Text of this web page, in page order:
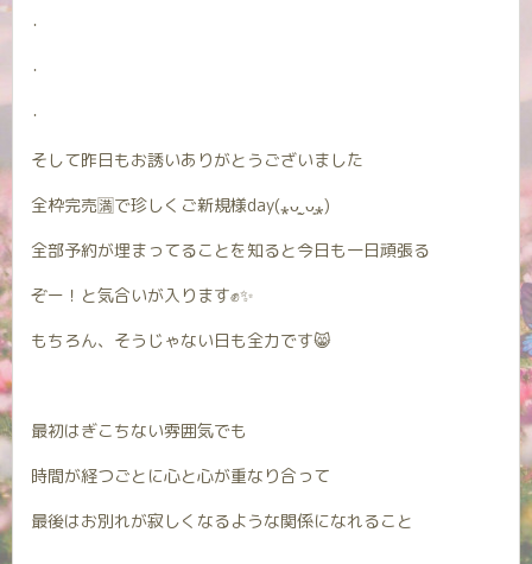
･
･
･
そして昨日もお誘いありがとうございました
全枠完売🈵で珍しくご新規様day(⁎ᴗ͈ˬᴗ͈⁎)
全部予約が埋まってることを知ると今日も一日頑張る
ぞー！と気合いが入ります✊✨
もちろん、そうじゃない日も全力です😸
最初はぎこちない雰囲気でも
時間が経つごとに心と心が重なり合って
最後はお別れが寂しくなるような関係になれること